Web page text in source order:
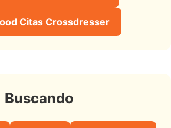
Citas Crossdresser
Buscando